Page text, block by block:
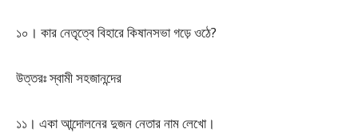
১০। কার নেতৃত্বে বিহারে কিষানসভা গড়ে ওঠে?
উত্তরঃ স্বামী সহজানন্দের
১১। একা আন্দোলনের দুজন নেতার নাম লেখো।